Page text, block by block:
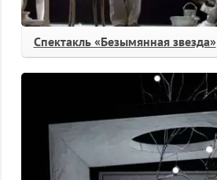
Спектакль «Безымянная звезда»